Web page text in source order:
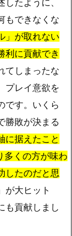
もできなくな
」が取れない
利に貢献でき
てしまったな
プレイ意欲を
です。いくら
勝敗が決まる
に据えたこと
多くの方が味わ
したのだと思
が大ヒット
も貢献しまし